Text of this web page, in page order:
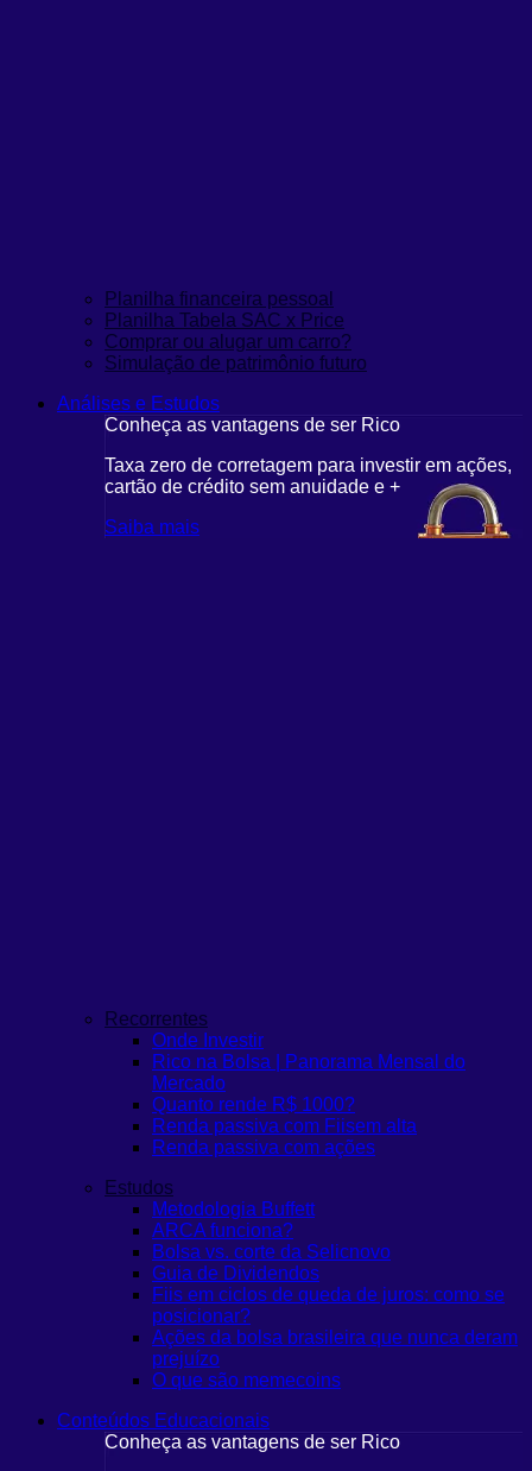
Planilha financeira pessoal
Planilha Tabela SAC x Price
Comprar ou alugar um carro?
Simulação de patrimônio futuro
Análises e Estudos
Conheça as vantagens de ser Rico
Taxa zero de corretagem para investir em ações,
cartão de crédito sem anuidade e +
Saiba mais
Recorrentes
Onde Investir
Rico na Bolsa | Panorama Mensal do
Mercado
Quanto rende R$ 1000?
Renda passiva com Fiisem alta
Renda passiva com ações
Estudos
Metodologia Buffett
ARCA funciona?
Bolsa vs. corte da Selicnovo
Guia de Dividendos
Fiis em ciclos de queda de juros: como se
posicionar?
Ações da bolsa brasileira que nunca deram
prejuízo
O que são memecoins
Conteúdos Educacionais
Conheça as vantagens de ser Rico